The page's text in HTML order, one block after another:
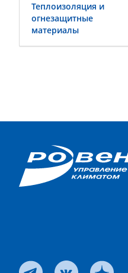
Теплоизоляция и
огнезащитные
материалы